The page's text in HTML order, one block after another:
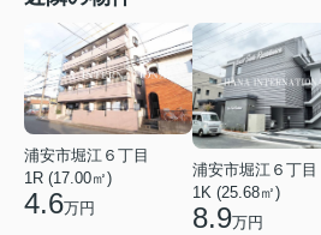
浦安市堀江６丁目
1R (17.00㎡)
4.6万円
浦安市堀江６丁目
1K (25.68㎡)
8.9万円